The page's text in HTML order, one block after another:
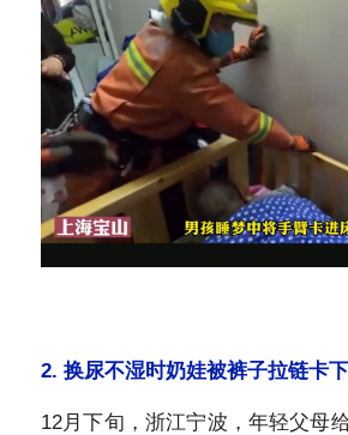
2. 换尿不湿时奶娃被裤子拉链卡
12月下旬，浙江宁波，年轻父母